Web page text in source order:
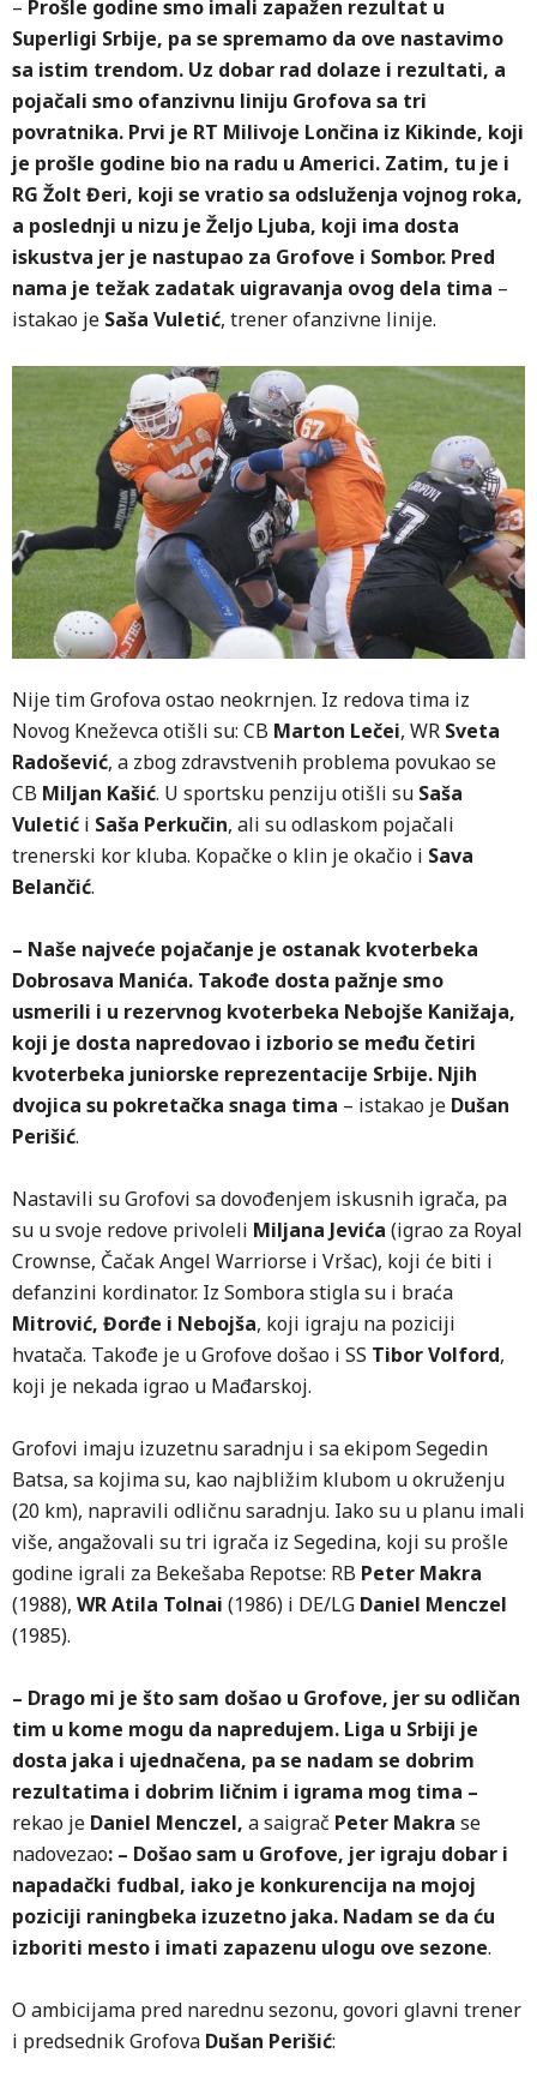
– Prošle godine smo imali zapažen rezultat u
Superligi Srbije, pa se spremamo da ove nastavimo
sa istim trendom. Uz dobar rad dolaze i rezultati, a
pojačali smo ofanzivnu liniju Grofova sa tri
povratnika. Prvi je RT Milivoje Lončina iz Kikinde, koji
je prošle godine bio na radu u Americi. Zatim, tu je i
RG Žolt Đeri, koji se vratio sa odsluženja vojnog roka,
a poslednji u nizu je Željo Ljuba, koji ima dosta
iskustva jer je nastupao za Grofove i Sombor. Pred
nama je težak zadatak uigravanja ovog dela tima –
istakao je Saša Vuletić, trener ofanzivne linije.
Nije tim Grofova ostao neokrnjen. Iz redova tima iz
Novog Kneževca otišli su: CB Marton Lečei, WR Sveta
Radošević, a zbog zdravstvenih problema povukao se
CB Miljan Kašić. U sportsku penziju otišli su Saša
Vuletić i Saša Perkučin, ali su odlaskom pojačali
trenerski kor kluba. Kopačke o klin je okačio i Sava
Belančić.
– Naše najveće pojačanje je ostanak kvoterbeka
Dobrosava Manića. Takođe dosta pažnje smo
usmerili i u rezervnog kvoterbeka Nebojše Kanižaja,
koji je dosta napredovao i izborio se među četiri
kvoterbeka juniorske reprezentacije Srbije. Njih
dvojica su pokretačka snaga tima – istakao je Dušan
Perišić.
Nastavili su Grofovi sa dovođenjem iskusnih igrača, pa
su u svoje redove privoleli Miljana Jevića (igrao za Royal
Crownse, Čačak Angel Warriorse i Vršac), koji će biti i
defanzini kordinator. Iz Sombora stigla su i braća
Mitrović, Đorđe i Nebojša, koji igraju na poziciji
hvatača. Takođe je u Grofove došao i SS Tibor Volford,
koji je nekada igrao u Mađarskoj.
Grofovi imaju izuzetnu saradnju i sa ekipom Segedin
Batsa, sa kojima su, kao najbližim klubom u okruženju
(20 km), napravili odličnu saradnju. Iako su u planu imali
više, angažovali su tri igrača iz Segedina, koji su prošle
godine igrali za Bekešaba Repotse: RB Peter Makra
(1988), WR Atila Tolnai (1986) i DE/LG Daniel Menczel
(1985).
– Drago mi je što sam došao u Grofove, jer su odličan
tim u kome mogu da napredujem. Liga u Srbiji je
dosta jaka i ujednačena, pa se nadam se dobrim
rezultatima i dobrim ličnim i igrama mog tima –
rekao je Daniel Menczel, a saigrač Peter Makra se
nadovezao: – Došao sam u Grofove, jer igraju dobar i
napadački fudbal, iako je konkurencija na mojoj
poziciji raningbeka izuzetno jaka. Nadam se da ću
izboriti mesto i imati zapazenu ulogu ove sezone.
O ambicijama pred narednu sezonu, govori glavni trener
i predsednik Grofova Dušan Perišić: